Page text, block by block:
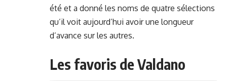
été et a donné les noms de quatre sélections
qu’il voit aujourd’hui avoir une longueur
d’avance sur les autres.
Les favoris de Valdano